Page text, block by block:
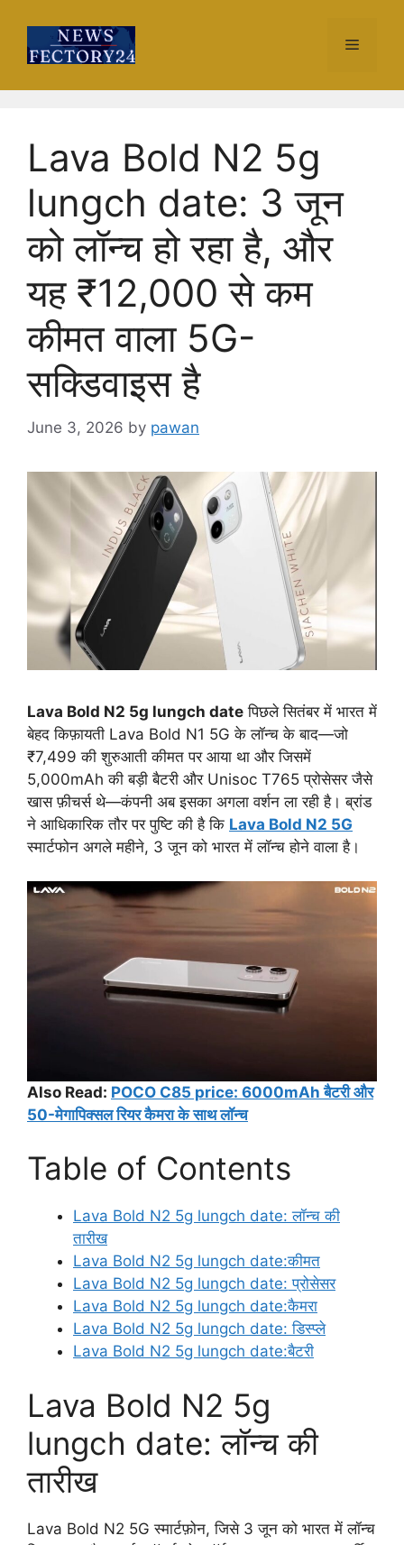
content
Menu
Lava Bold N2 5g
lungch date: 3 जून
को लॉन्च हो रहा है, और
यह ₹12,000 से कम
कीमत वाला 5G-
सक्डिवाइस है
June 3, 2026 by pawan
Lava Bold N2 5g lungch date पिछले सितंबर में भारत में
बेहद किफ़ायती Lava Bold N1 5G के लॉन्च के बाद—जो
₹7,499 की शुरुआती कीमत पर आया था और जिसमें
5,000mAh की बड़ी बैटरी और Unisoc T765 प्रोसेसर जैसे
खास फ़ीचर्स थे—कंपनी अब इसका अगला वर्शन ला रही है। ब्रांड
ने आधिकारिक तौर पर पुष्टि की है कि Lava Bold N2 5G
स्मार्टफोन अगले महीने, 3 जून को भारत में लॉन्च होने वाला है।
Also Read: POCO C85 price: 6000mAh बैटरी और
50-मेगापिक्सल रियर कैमरा के साथ लॉन्च
Table of Contents
Lava Bold N2 5g lungch date: लॉन्च की
तारीख
Lava Bold N2 5g lungch date:कीमत
Lava Bold N2 5g lungch date: प्रोसेसर
Lava Bold N2 5g lungch date:कैमरा
Lava Bold N2 5g lungch date: डिस्प्ले
Lava Bold N2 5g lungch date:बैटरी
Lava Bold N2 5g
lungch date: लॉन्च की
तारीख
Lava Bold N2 5G स्मार्टफ़ोन, जिसे 3 जून को भारत में लॉन्च